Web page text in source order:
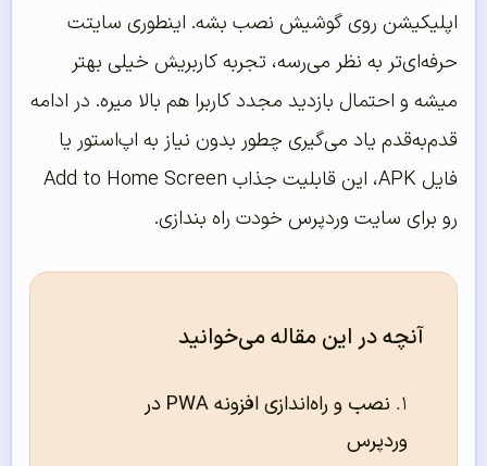
اپلیکیشن روی گوشیش نصب بشه. اینطوری سایتت
حرفه‌ای‌تر به نظر می‌رسه، تجربه کاربریش خیلی بهتر
میشه و احتمال بازدید مجدد کاربرا هم بالا میره. در ادامه
قدم‌به‌قدم یاد می‌گیری چطور بدون نیاز به اپ‌استور یا
فایل APK، این قابلیت جذاب Add to Home Screen
رو برای سایت وردپرس خودت راه بندازی.
آنچه در این مقاله می‌خوانید
نصب و راه‌اندازی افزونه PWA در
وردپرس